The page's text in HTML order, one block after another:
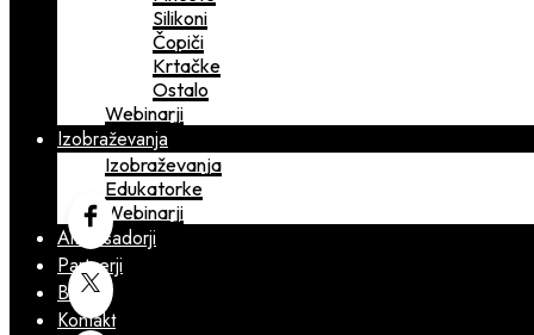
Silikoni
Čopiči
Krtačke
Ostalo
Webinarji
Izobraževanja
Izobraževanja
Edukatorke
Webinarji
Ambasadorji
Partnerji
Blog
Kontakt